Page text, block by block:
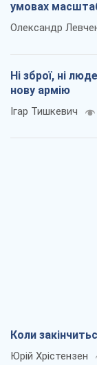
умовах
Олександр
Ні зброї, ні
нову армію
Ігар Тишкевич
Коли
Юрій Хрістензен